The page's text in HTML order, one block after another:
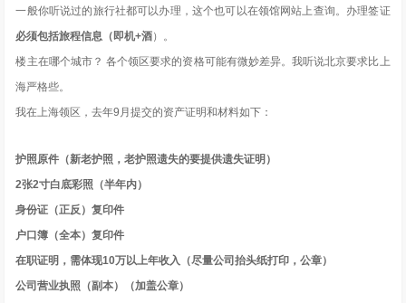
一般你听说过的旅行社都可以办理，这个也可以在领馆网站上查询。办理签证
必须包括旅程信息（即机+酒）。
楼主在哪个城市？ 各个领区要求的资格可能有微妙差异。我听说北京要求比上
海严格些。
我在上海领区，去年9月提交的资产证明和材料如下：
护照原件（新老护照，老护照遗失的要提供遗失证明）
2张2寸白底彩照（半年内）
身份证（正反）复印件
户口簿（全本）复印件
在职证明，需体现10万以上年收入（尽量公司抬头纸打印，公章）
公司营业执照（副本）（加盖公章）